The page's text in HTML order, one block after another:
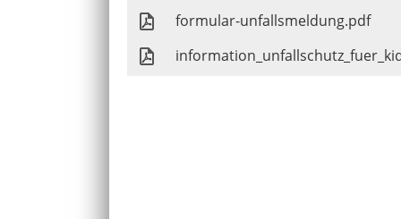
formular-unfallsmeldung.pdf